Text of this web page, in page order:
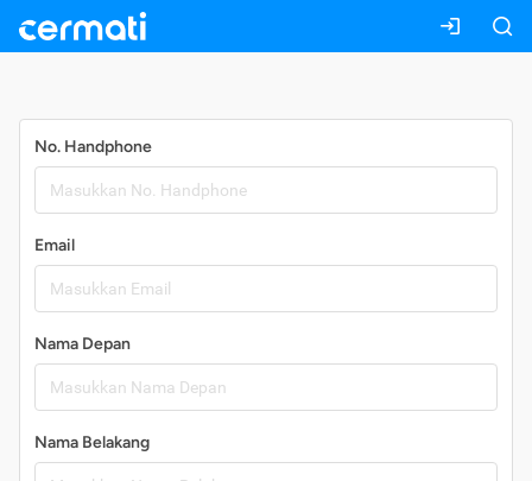
No. Handphone
Email
Nama Depan
Nama Belakang